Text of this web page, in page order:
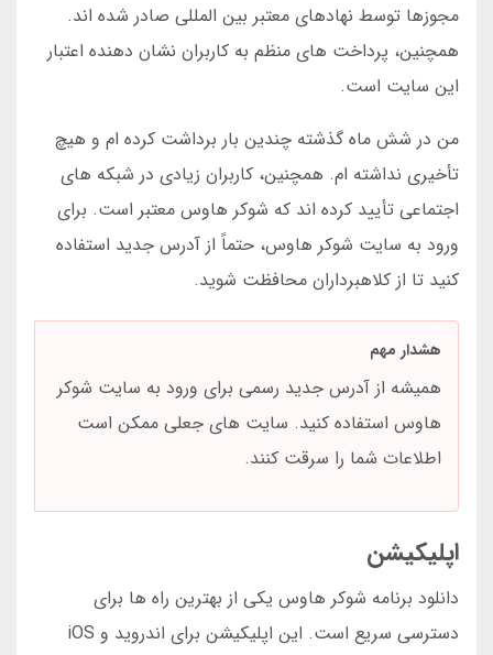
مجوزها توسط نهادهای معتبر بین المللی صادر شده اند.
همچنین، پرداخت های منظم به کاربران نشان دهنده اعتبار
این سایت است.
من در شش ماه گذشته چندین بار برداشت کرده ام و هیچ
تأخیری نداشته ام. همچنین، کاربران زیادی در شبکه های
اجتماعی تأیید کرده اند که شوکر هاوس معتبر است. برای
ورود به سایت شوکر هاوس، حتماً از آدرس جدید استفاده
کنید تا از کلاهبرداران محافظت شوید.
هشدار مهم
همیشه از آدرس جدید رسمی برای ورود به سایت شوکر
هاوس استفاده کنید. سایت های جعلی ممکن است
اطلاعات شما را سرقت کنند.
اپلیکیشن
دانلود برنامه شوکر هاوس یکی از بهترین راه ها برای
دسترسی سریع است. این اپلیکیشن برای اندروید و iOS